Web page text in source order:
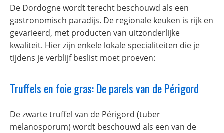
De Dordogne wordt terecht beschouwd als een
gastronomisch paradijs. De regionale keuken is rijk en
gevarieerd, met producten van uitzonderlijke
kwaliteit. Hier zijn enkele lokale specialiteiten die je
tijdens je verblijf beslist moet proeven:
Truffels en foie gras: De parels van de Périgord
De zwarte truffel van de Périgord (tuber
melanosporum) wordt beschouwd als een van de